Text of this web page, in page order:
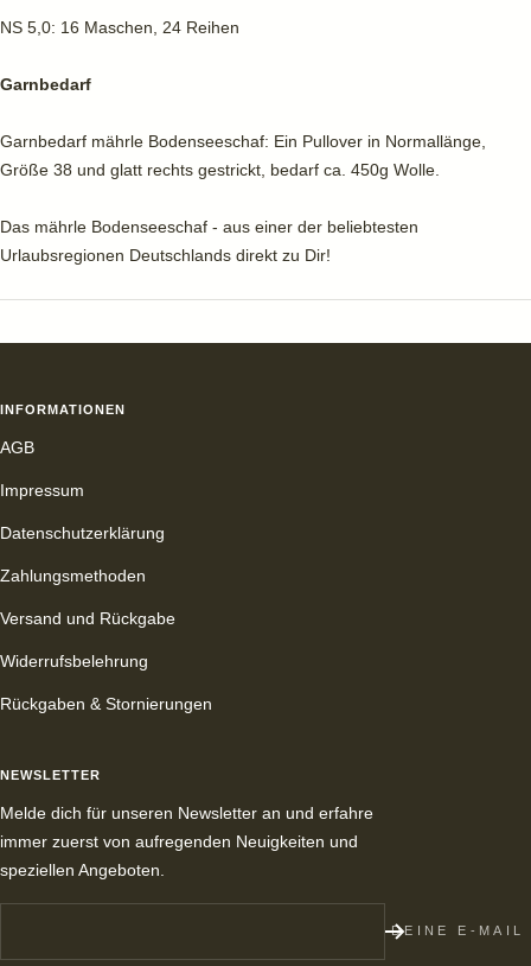
NS 5,0: 16 Maschen, 24 Reihen
Garnbedarf
Garnbedarf mährle Bodenseeschaf: Ein Pullover in Normallänge,
Größe 38 und glatt rechts gestrickt, bedarf ca. 450g Wolle.
Das mährle Bodenseeschaf - aus einer der beliebtesten
Urlaubsregionen Deutschlands direkt zu Dir!
INFORMATIONEN
AGB
Impressum
Datenschutzerklärung
Zahlungsmethoden
Versand und Rückgabe
Widerrufsbelehrung
Rückgaben & Stornierungen
NEWSLETTER
Melde dich für unseren Newsletter an und erfahre
immer zuerst von aufregenden Neuigkeiten und
speziellen Angeboten.
DEINE E-MAIL